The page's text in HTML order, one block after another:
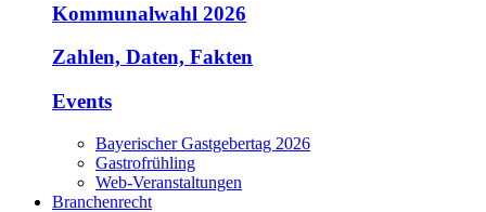
Kommunalwahl 2026
Zahlen, Daten, Fakten
Events
Bayerischer Gastgebertag 2026
Gastrofrühling
Web-Veranstaltungen
Branchenrecht